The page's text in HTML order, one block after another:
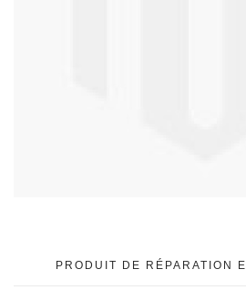
PRODUIT DE RÉPARATION